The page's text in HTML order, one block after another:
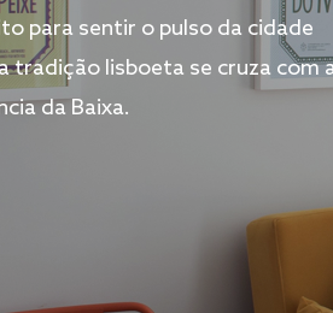
para sentir o pulso da cidade
tradição lisboeta se cruza com
da Baixa.